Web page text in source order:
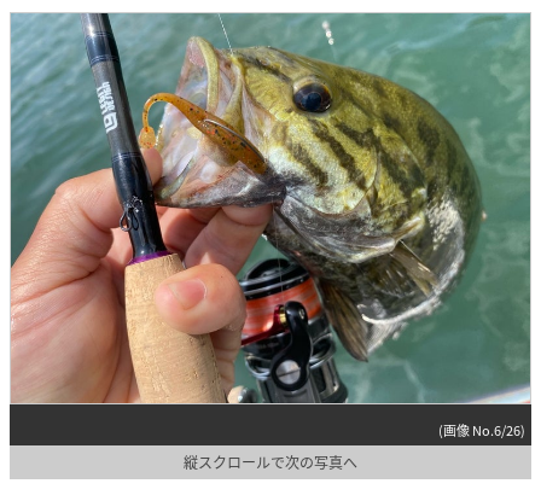
(画像 No.6/26)
縦スクロールで次の写真へ